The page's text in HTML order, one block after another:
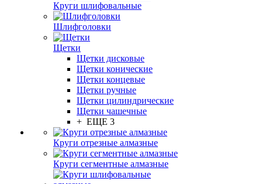
Круги шлифовальные
Шлифголовки
Щетки
Щетки дисковые
Щетки конические
Щетки концевые
Щетки ручные
Щетки цилиндрические
Щетки чашечные
+ ЕЩЕ 3
Круги отрезные алмазные
Круги сегментные алмазные